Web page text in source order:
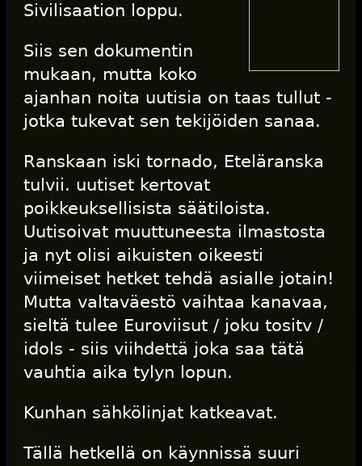
Sivilisaation loppu.
Siis sen dokumentin
mukaan, mutta koko
ajanhan noita uutisia on taas tullut -
jotka tukevat sen tekijöiden sanaa.
Ranskaan iski tornado, Eteläranska
tulvii. uutiset kertovat
poikkeuksellisista säätiloista.
Uutisoivat muuttuneesta ilmastosta
ja nyt olisi aikuisten oikeesti
viimeiset hetket tehdä asialle jotain!
Mutta valtaväestö vaihtaa kanavaa,
sieltä tulee Euroviisut / joku tositv /
idols - siis viihdettä joka saa tätä
vauhtia aika tylyn lopun.
Kunhan sähkölinjat katkeavat.
Tällä hetkellä on käynnissä suuri